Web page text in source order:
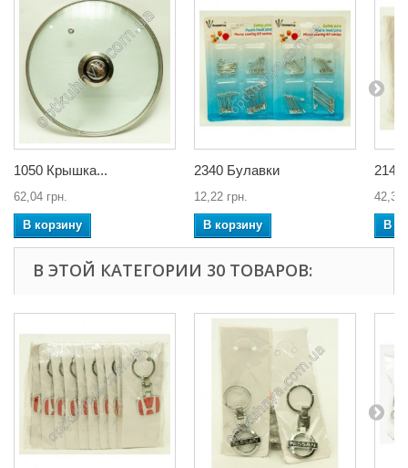
1050 Крышка...
62,04 грн.
В корзину
2340 Булавки
12,22 грн.
В корзину
42,30
В
В ЭТОЙ КАТЕГОРИИ 30 ТОВАРОВ: